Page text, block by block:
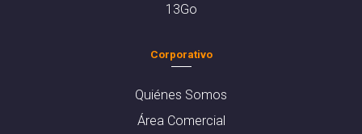
13Go
Corporativo
Quiénes Somos
Área Comercial